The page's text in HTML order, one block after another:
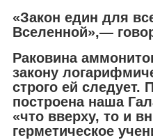
«Закон един для
Вселенной»,—
Раковина
закону
строго ей следует.
построена наша
«что вверху, то и
герметическое